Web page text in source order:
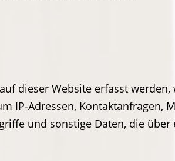
dieser Website erfasst
IP-Adressen, Kontaktanfragen,
und sonstige Daten, die über